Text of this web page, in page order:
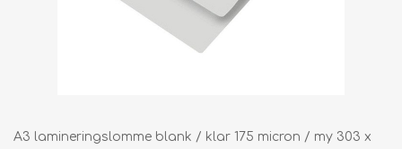
A3 lamineringslomme blank / klar 175 micron / my 303 x